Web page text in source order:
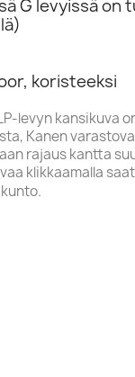
G levyissä
koristeeksi
levyn kansikuva
Kanen
rajaus kantta
klikkaamalla